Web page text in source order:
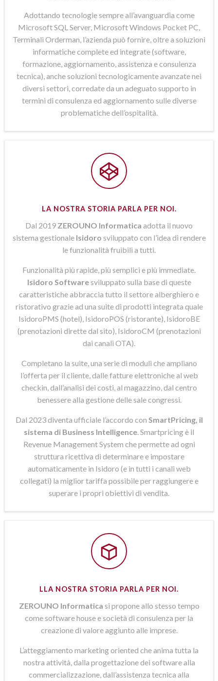
Adottando tecnologie sempre all’avanguardia come
Microsoft SQL Server, Microsoft Windows Pocket PC,
Terminali Orderman, l’azienda può fornire, oltre a soluzioni
informatiche complete ed integrate (software,
formazione, aggiornamento, assistenza e consulenza
tecnica), anche soluzioni tecnologicamente avanzate nei
diversi settori, corredate da un adeguato supporto in
termini di consulenza ed aggiornamento sulle diverse
problematiche dell’ospitalità.
LA NOSTRA STORIA PARLA PER NOI.
Dal 2019 ZEROUNO Informatica adotta il nuovo
sistema gestionale Isidoro sviluppato con l’idea di rendere
le funzionalità fruibili a tutti.
Funzionalità più rapide, più semplici e più immediate.
Isidoro Softwaresviluppato sulla base di queste
caratteristiche abbraccia tutto il settore alberghiero e
ristorativo grazie ad una suite di prodotti integrata quale
IsidoroPMS (hotel), IsidoroPOS (ristorante), IsidoroBE
(prenotazioni dirette dal sito), IsidoroCM (prenotazioni
dai canali OTA).
Completano la suite, una serie di moduli che ampliano
l’offerta per il cliente, dalle fatture elettroniche al web
checkin, dall’analisi dei costi, al magazzino, dal centro
benessere alla gestione delle sale congressi.
Dal 2023 diventa ufficiale l’accordo con SmartPricing, il
sistema di Business Intelligence . Smartpricing è il
Revenue Management System che permette ad ogni
struttura ricettiva di determinare e impostare
automaticamente in Isidoro (e in tutti i canali web
collegati) la miglior tariffa possibile per raggiungere e
superare i propri obiettivi di vendita.
LLA NOSTRA STORIA PARLA PER NOI.
ZEROUNO Informatica si propone allo stesso tempo
come software house e società di consulenza per la
creazione di valore aggiunto alle imprese.
L’atteggiamento marketing oriented che anima tutta la
nostra attività, dalla progettazione dei software alla
commercializzazione, dall’assistenza tecnica alla